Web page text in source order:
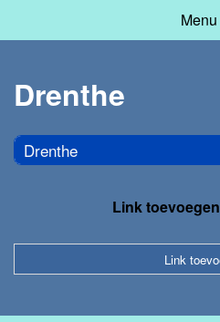
Drenthe
Drenthe
Link toevoegen
Link